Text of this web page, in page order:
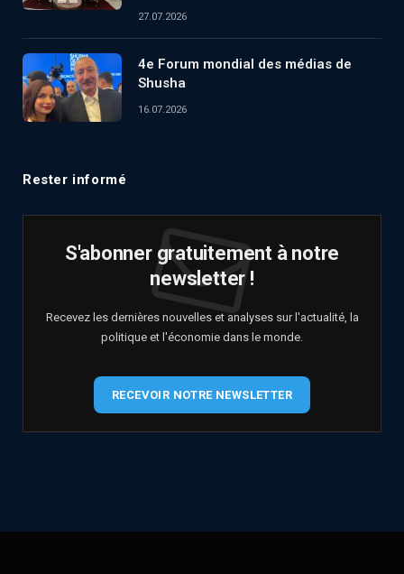
27.07.2026
4e Forum mondial des médias de
Shusha
16.07.2026
Rester informé
S'abonner gratuitement à notre
newsletter !
Recevez les dernières nouvelles et analyses sur l'actualité, la
politique et l'économie dans le monde.
RECEVOIR NOTRE NEWSLETTER